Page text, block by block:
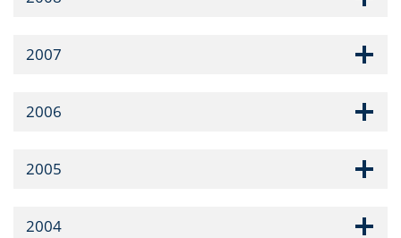
2007
2006
2005
2004